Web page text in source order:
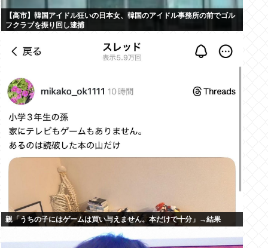
【高市】韓国アイドル狂いの日本女、韓国のアイドル事務所の前でゴル
フクラブを振り回し逮捕
親「うちの子にはゲームは買い与えません。本だけで十分」→結果